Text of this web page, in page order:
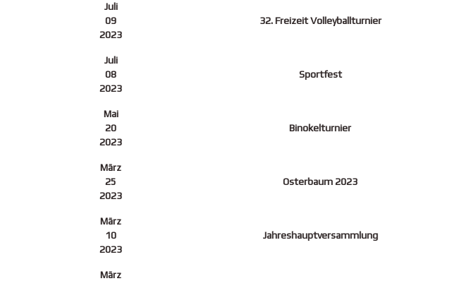
Juli
09
2023
32. Freizeit Volleyballturnier
Juli
08
2023
Sportfest
Mai
20
2023
Binokelturnier
März
25
2023
Osterbaum 2023
März
10
2023
Jahreshauptversammlung
März